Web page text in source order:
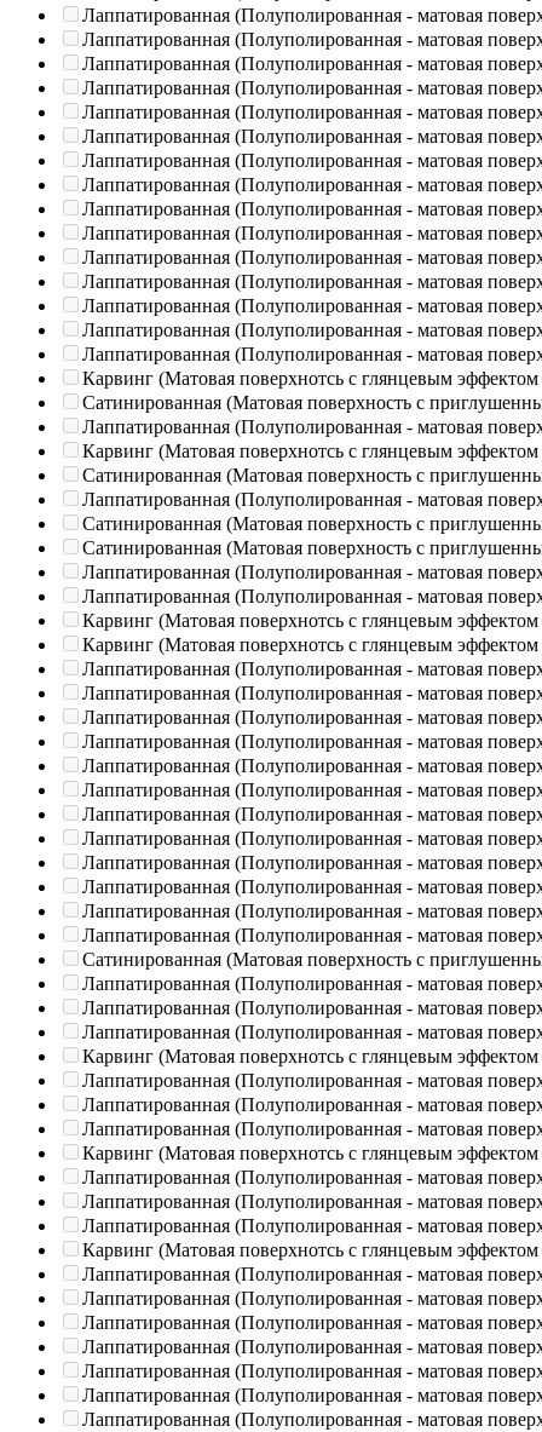
Лаппатированная (Полуполированная - матовая
Лаппатированная (Полуполированная - матовая
Лаппатированная (Полуполированная - матовая
Лаппатированная (Полуполированная - матовая
Лаппатированная (Полуполированная - матовая
Лаппатированная (Полуполированная - матовая
Лаппатированная (Полуполированная - матовая
Лаппатированная (Полуполированная - матовая
Лаппатированная (Полуполированная - матовая
Лаппатированная (Полуполированная - матовая
Лаппатированная (Полуполированная - матовая
Лаппатированная (Полуполированная - матовая
Лаппатированная (Полуполированная - матовая
Лаппатированная (Полуполированная - матовая
Лаппатированная (Полуполированная - матовая
Карвинг (Матовая поверхнотсь с глянцевым эффектом
Сатинированная (Матовая поверхность с
Лаппатированная (Полуполированная - матовая
Карвинг (Матовая поверхнотсь с глянцевым эффектом
Сатинированная (Матовая поверхность с
Лаппатированная (Полуполированная - матовая
Сатинированная (Матовая поверхность с
Сатинированная (Матовая поверхность с
Лаппатированная (Полуполированная - матовая
Лаппатированная (Полуполированная - матовая
Карвинг (Матовая поверхнотсь с глянцевым эффектом
Карвинг (Матовая поверхнотсь с глянцевым эффектом
Лаппатированная (Полуполированная - матовая
Лаппатированная (Полуполированная - матовая
Лаппатированная (Полуполированная - матовая
Лаппатированная (Полуполированная - матовая
Лаппатированная (Полуполированная - матовая
Лаппатированная (Полуполированная - матовая
Лаппатированная (Полуполированная - матовая
Лаппатированная (Полуполированная - матовая
Лаппатированная (Полуполированная - матовая
Лаппатированная (Полуполированная - матовая
Лаппатированная (Полуполированная - матовая
Лаппатированная (Полуполированная - матовая
Сатинированная (Матовая поверхность с
Лаппатированная (Полуполированная - матовая
Лаппатированная (Полуполированная - матовая
Лаппатированная (Полуполированная - матовая
Карвинг (Матовая поверхнотсь с глянцевым эффектом
Лаппатированная (Полуполированная - матовая
Лаппатированная (Полуполированная - матовая
Лаппатированная (Полуполированная - матовая
Карвинг (Матовая поверхнотсь с глянцевым эффектом
Лаппатированная (Полуполированная - матовая
Лаппатированная (Полуполированная - матовая
Лаппатированная (Полуполированная - матовая
Карвинг (Матовая поверхнотсь с глянцевым эффектом
Лаппатированная (Полуполированная - матовая
Лаппатированная (Полуполированная - матовая
Лаппатированная (Полуполированная - матовая
Лаппатированная (Полуполированная - матовая
Лаппатированная (Полуполированная - матовая
Лаппатированная (Полуполированная - матовая
Лаппатированная (Полуполированная - матовая